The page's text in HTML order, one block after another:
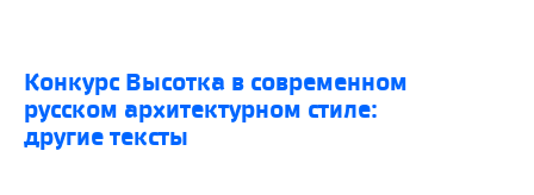
конкурс Высотка в современном
русском архитектурном стиле:
другие тексты